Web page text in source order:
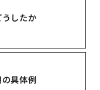
したか
具体例